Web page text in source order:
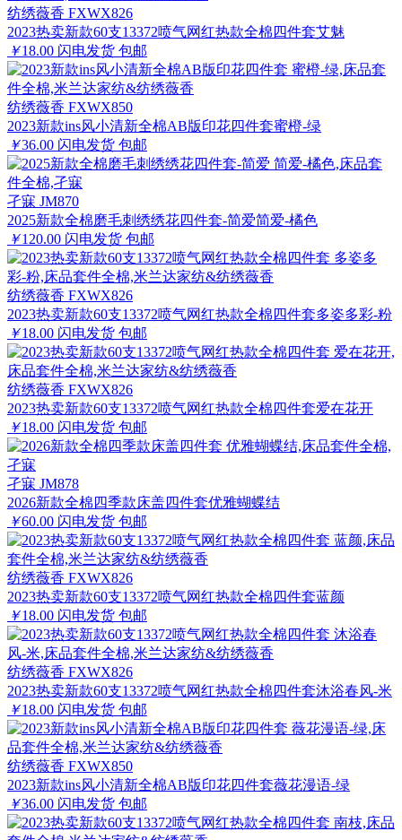
纺绣薇香 FXWX826
2023热卖新款60支13372喷气网红热款全棉四件套艾魅
￥18.00 闪电发货 包邮
纺绣薇香 FXWX850
2023新款ins风小清新全棉AB版印花四件套蜜橙-绿
￥36.00 闪电发货 包邮
孑寐 JM870
2025新款全棉磨毛刺绣绣花四件套-简爱简爱-橘色
￥120.00 闪电发货 包邮
纺绣薇香 FXWX826
2023热卖新款60支13372喷气网红热款全棉四件套多姿多彩-粉
￥18.00 闪电发货 包邮
纺绣薇香 FXWX826
2023热卖新款60支13372喷气网红热款全棉四件套爱在花开
￥18.00 闪电发货 包邮
孑寐 JM878
2026新款全棉四季款床盖四件套优雅蝴蝶结
￥60.00 闪电发货 包邮
纺绣薇香 FXWX826
2023热卖新款60支13372喷气网红热款全棉四件套蓝颜
￥18.00 闪电发货 包邮
纺绣薇香 FXWX826
2023热卖新款60支13372喷气网红热款全棉四件套沐浴春风-米
￥18.00 闪电发货 包邮
纺绣薇香 FXWX850
2023新款ins风小清新全棉AB版印花四件套薇花漫语-绿
￥36.00 闪电发货 包邮